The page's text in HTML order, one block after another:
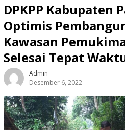
DPKPP Kabupaten
Optimis
Kawasan
Selesai Tepat
Admin
Desember 6, 2022